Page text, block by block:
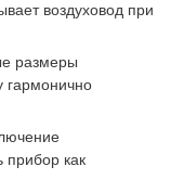
воздуховод при
размеры
гармонично
прибор как